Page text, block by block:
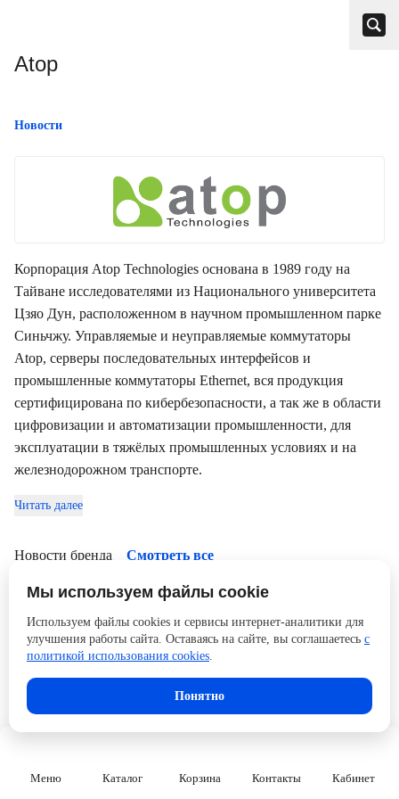
Меню Каталог Корзина Контакты Кабинет
Atop
Новости
Корпорация Atop Technologies основана в 1989 году на
Тайване исследователями из Национального университета
Цзяо Дун, расположенном в научном промышленном парке
Синьчжу. Управляемые и неуправляемые коммутаторы
Atop, серверы последовательных интерфейсов и
промышленные коммутаторы Ethernet, вся продукция
сертифицирована по кибербезопасности, а так же в области
цифровизации и автоматизации промышленности, для
эксплуатации в тяжёлых промышленных условиях и на
железнодорожном транспорте.
Читать далее
Новости бренда Смотреть все
28.09.2021
Неуправляемые коммутаторы Atop Ethernet EHG3005,
EH3305, EH3005
Мы используем файлы cookie
Используем файлы cookies и сервисы интернет-аналитики для
улучшения работы сайта. Оставаясь на сайте, вы соглашаетесь с
политикой использования cookies.
Понятно